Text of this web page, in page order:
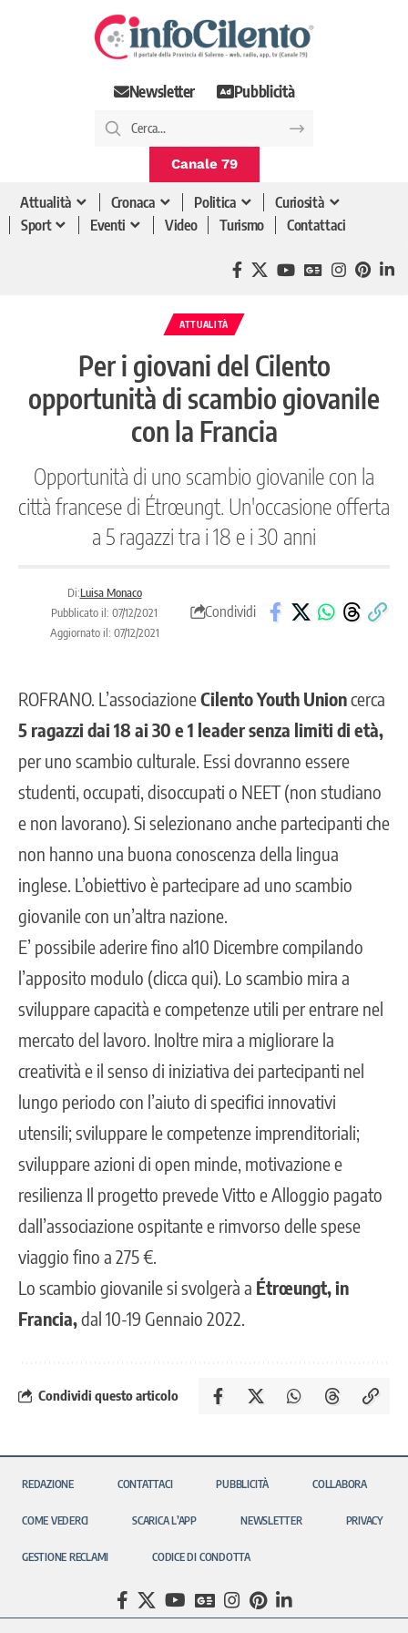
Newsletter Pubblicità
Canale 79
Attualità Cronaca Politica
Curiosità
Sport
Eventi Video Turismo Contattaci
ATTUALITÀ
Per i giovani del Cilento
opportunità di scambio giovanile
con la Francia
Opportunità di uno scambio giovanile con la
città francese di Étrœungt. Un'occasione offerta
a 5 ragazzi tra i 18 e i 30 anni
Di:Luisa Monaco
Pubblicato il: 07/12/2021
Aggiornato il: 07/12/2021
Condividi
ROFRANO. L’associazioneCilento Youth Unioncerca
5 ragazzi dai 18 ai 30 e 1 leader senza limiti di età,
per uno scambio culturale. Essi dovranno essere
studenti, occupati, disoccupati o NEET (non studiano
e non lavorano). Si selezionano anche partecipanti che
non hanno una buona conoscenza della lingua
inglese. L’obiettivo è partecipare ad uno scambio
giovanile con un’altra nazione.
E’ possibile aderire fino al10 Dicembre compilando
l’apposito modulo (clicca qui) Lo scambio mira a
sviluppare capacità e competenze utili per entrare nel
mercato del lavoro. Inoltre mira a migliorare la
creatività e il senso di iniziativa dei partecipanti nel
lungo periodo con l’aiuto di specifici innovativi
utensili; sviluppare le competenze imprenditoriali;
sviluppare azioni di open minde, motivazione e
resilienza Il progetto prevede Vitto e Alloggio pagato
dall’associazione ospitante e rimvorso delle spese
viaggio fino a 275 €.
Lo scambio giovanile si svolgerà a Étrœungt, in
Francia,dal 10-19 Gennaio 2022.
Condividi questo articolo
REDAZIONE CONTATTACI PUBBLICITÀ COLLABORA
COME VEDERCI SCARICA L’APP NEWSLETTER PRIVACY
GESTIONE RECLAMI CODICE DI CONDOTTA